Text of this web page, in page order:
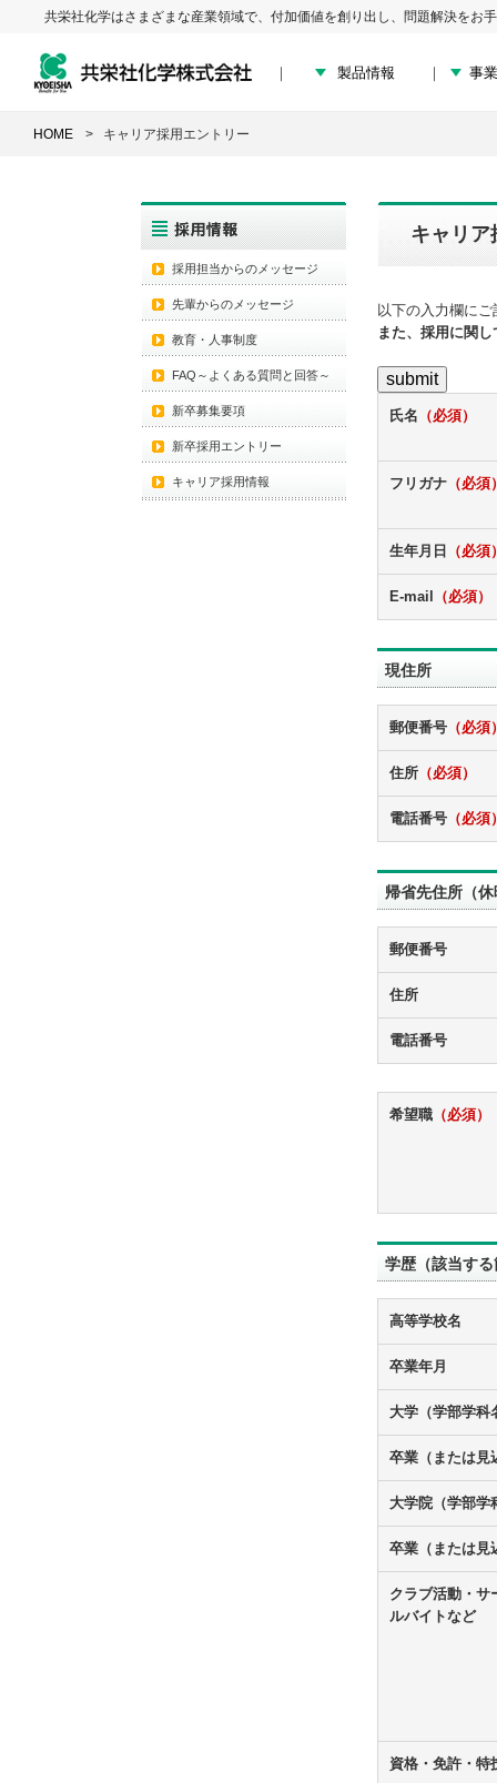
共栄社化学はさまざまな産業領域で、付加価値を創り出し、問題解決をお
製品情報 事
HOME キャリア採用エントリー
キャリア
以下の入力欄に
また、採用に関
氏名 （必須）
フリガナ （必須
生年月日 （必須
E-mail （必須）
現住所
郵便番号 （必須
住所 （必須）
電話番号 （必須
帰省先住所（
郵便番号
住所
電話番号
希望職 （必須）
学歴（該当す
高等学校名
卒業年月
大学（学部学科
卒業（または見
大学院（学部学
卒業（または見
クラブ活動・サ
ルバイトなど
資格・免許・特
採用担当からのメッセージ
先輩からのメッセージ
教育・人事制度
FAQ～よくある質問と回答～
新卒募集要項
新卒採用エントリー
キャリア採用情報